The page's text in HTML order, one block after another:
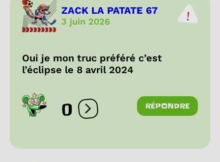
ZACK LA PATATE 67
3 juin 2026
Oui je mon truc préféré c’est
l’éclipse le 8 avril 2024
0 Ouvrir les réactions
RÉPONDRE